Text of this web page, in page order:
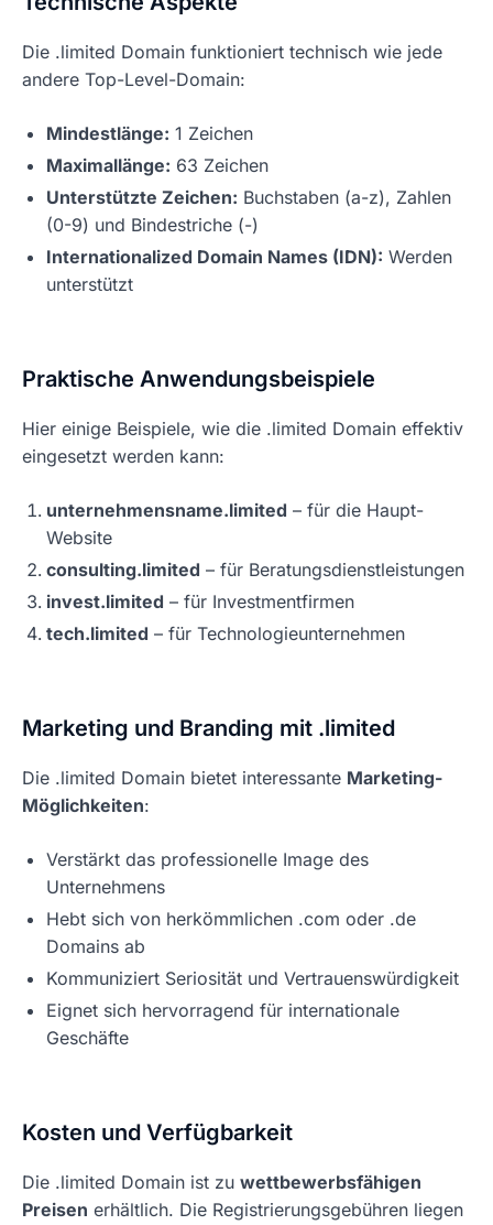
Die .limited Domain funktioniert technisch wie jede
andere Top-Level-Domain:
Mindestlänge: 1 Zeichen
Maximallänge: 63 Zeichen
Unterstützte Zeichen: Buchstaben (a-z), Zahlen
(0-9) und Bindestriche (-)
Internationalized Domain Names (IDN): Werden
unterstützt
Praktische Anwendungsbeispiele
Hier einige Beispiele, wie die .limited Domain effektiv
eingesetzt werden kann:
unternehmensname.limited – für die Haupt-
Website
consulting.limited – für Beratungsdienstleistungen
invest.limited – für Investmentfirmen
tech.limited – für Technologieunternehmen
Marketing und Branding mit .limited
Die .limited Domain bietet interessante Marketing-
Möglichkeiten:
Verstärkt das professionelle Image des
Unternehmens
Hebt sich von herkömmlichen .com oder .de
Domains ab
Kommuniziert Seriosität und Vertrauenswürdigkeit
Eignet sich hervorragend für internationale
Geschäfte
Kosten und Verfügbarkeit
Die .limited Domain ist zu wettbewerbsfähigen
Preisen erhältlich. Die Registrierungsgebühren liegen